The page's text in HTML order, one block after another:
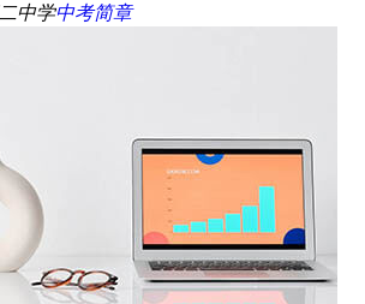
中学中考简章